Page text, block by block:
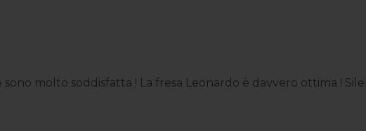
molto soddisfatta ! La fresa Leonardo è davvero ottima !